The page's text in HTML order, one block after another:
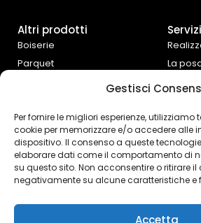
Gestisci
Per fornire le migliori esperienze,
cookie per memorizzare e/o accedere alle
dispositivo. Il consenso a queste
elaborare dati come il comportamento di
su questo sito. Non acconsentire o ritirare
negativamente su alcune caratteristiche e
Accetta
Altri prodotti
Boiserie
Parquet
d’arredo
Controtelai Scrigno
Servizi
La